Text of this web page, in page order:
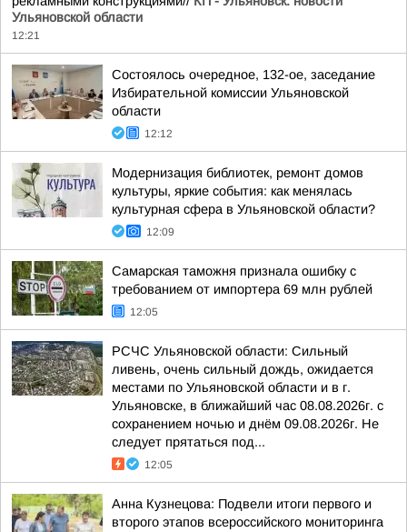
Ульяновской области
12:21
Состоялось очередное, 132-ое, заседание
Избирательной комиссии Ульяновской
области
12:12
Модернизация библиотек, ремонт домов
культуры, яркие события: как менялась
культурная сфера в Ульяновской области?
12:09
Самарская таможня признала ошибку с
требованием от импортера 69 млн рублей
12:05
РСЧС Ульяновской области: Сильный
ливень, очень сильный дождь, ожидается
местами по Ульяновской области и в г.
Ульяновске, в ближайший час 08.08.2026г. с
сохранением ночью и днём 09.08.2026г. Не
следует прятаться под...
12:05
Анна Кузнецова: Подвели итоги первого и
второго этапов всероссийского мониторинга